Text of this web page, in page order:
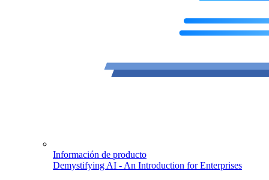
Información de producto
Demystifying AI - An Introduction for Enterprises